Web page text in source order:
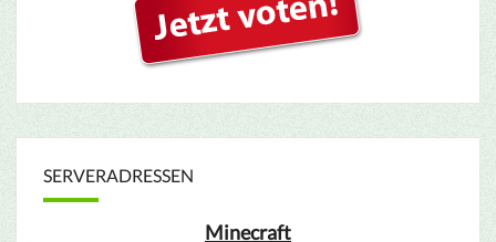
SERVERADRESSEN
Minecraft